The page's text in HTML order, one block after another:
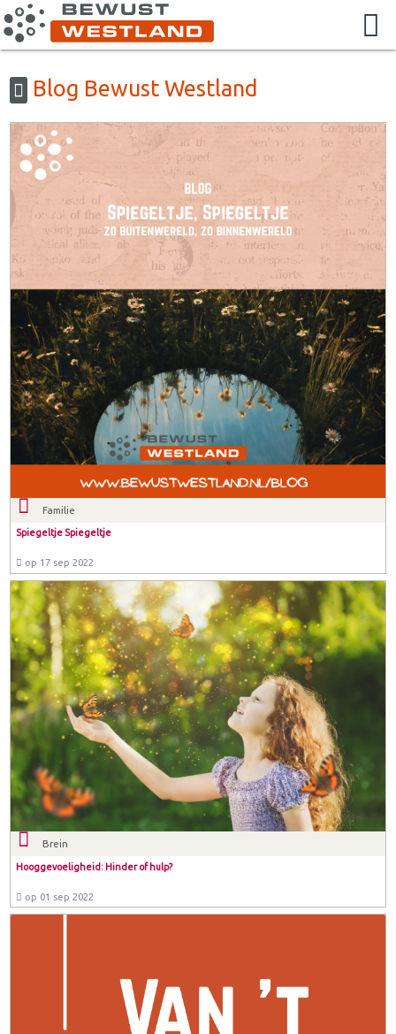
Blog Bewust Westland
Familie
Spiegeltje Spiegeltje
op 17 sep 2022
Brein
Hooggevoeligheid: Hinder of hulp?
op 01 sep 2022